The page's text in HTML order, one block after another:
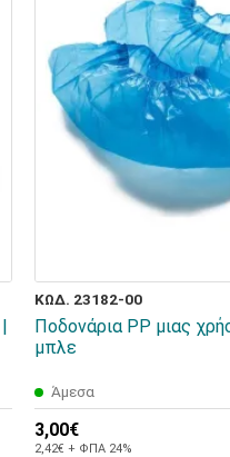
ΚΩΔ. 23182-00
Ποδονάρια PP μιας
μπλε
Άμεσα
3,00€
2,42€ + ΦΠΑ 24%